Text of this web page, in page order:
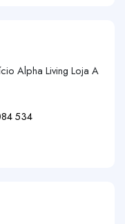
Alpha Living Loja A
534